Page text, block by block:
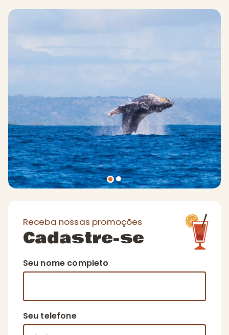
Receba nossas promoções
Cadastre-se
Seu nome completo
Seu telefone